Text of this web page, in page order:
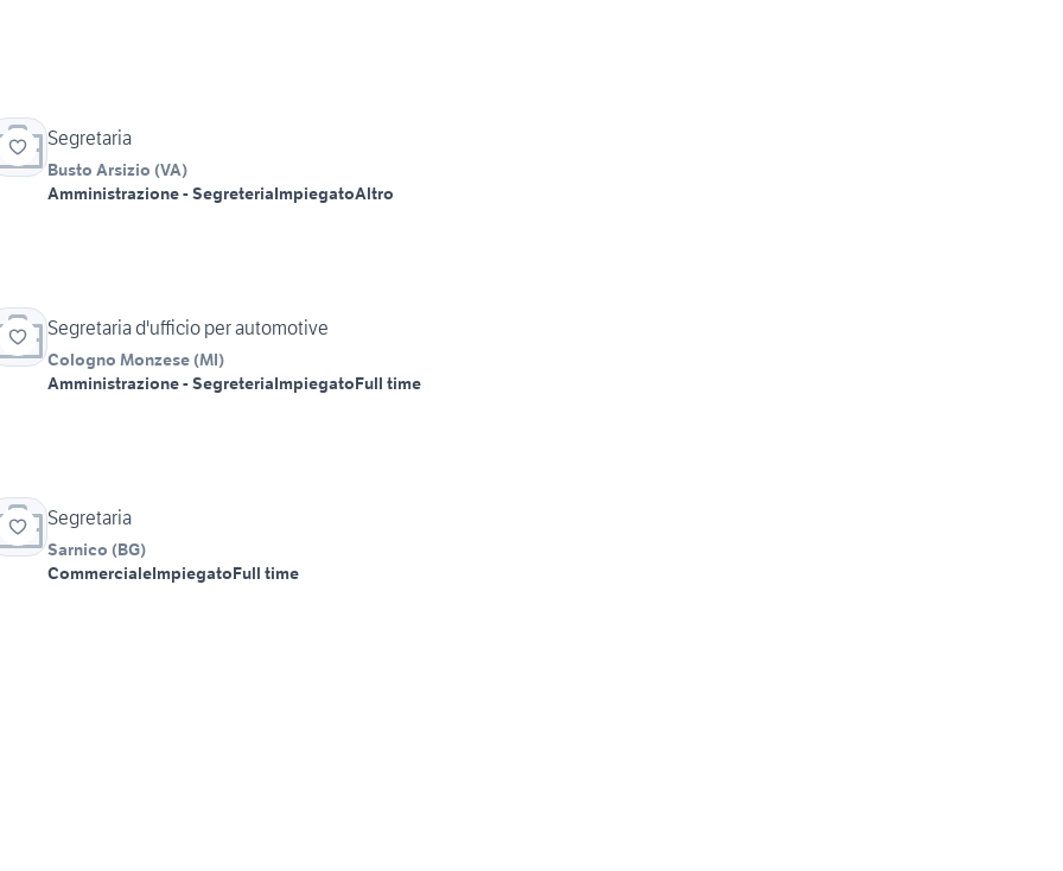
Segretaria
Busto Arsizio (VA)
Amministrazione - SegreteriaImpiegatoAltro
Segretaria d'ufficio per automotive
Cologno Monzese (MI)
Amministrazione - SegreteriaImpiegatoFull time
Segretaria
Sarnico (BG)
CommercialeImpiegatoFull time